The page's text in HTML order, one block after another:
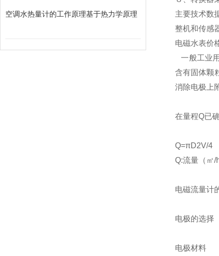
空调水热量计的工作原理基于热力学原理
主要技术数
整机和传感
电磁水表价
一般工业
含有固体颗
消除电极上
在量程Q已
Q=πD2V/4
Q:流量（㎡/
电磁流量计
电极的选择
电极材料